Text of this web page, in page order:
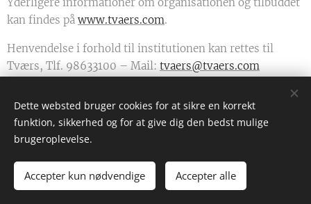
kan findes på www.tvaers.com.
Henvendelse i forhold til institutionen kan rettes til
Tværs, Tlf. 98633100 – Mail: tvaers@tvaers.com
Cookies
Dette websted bruger cookies for at sikre en korrekt
funktion, sikkerhed og for at give dig den bedst mulige
brugeroplevelse.
Accepter kun nødvendige Accepter alle